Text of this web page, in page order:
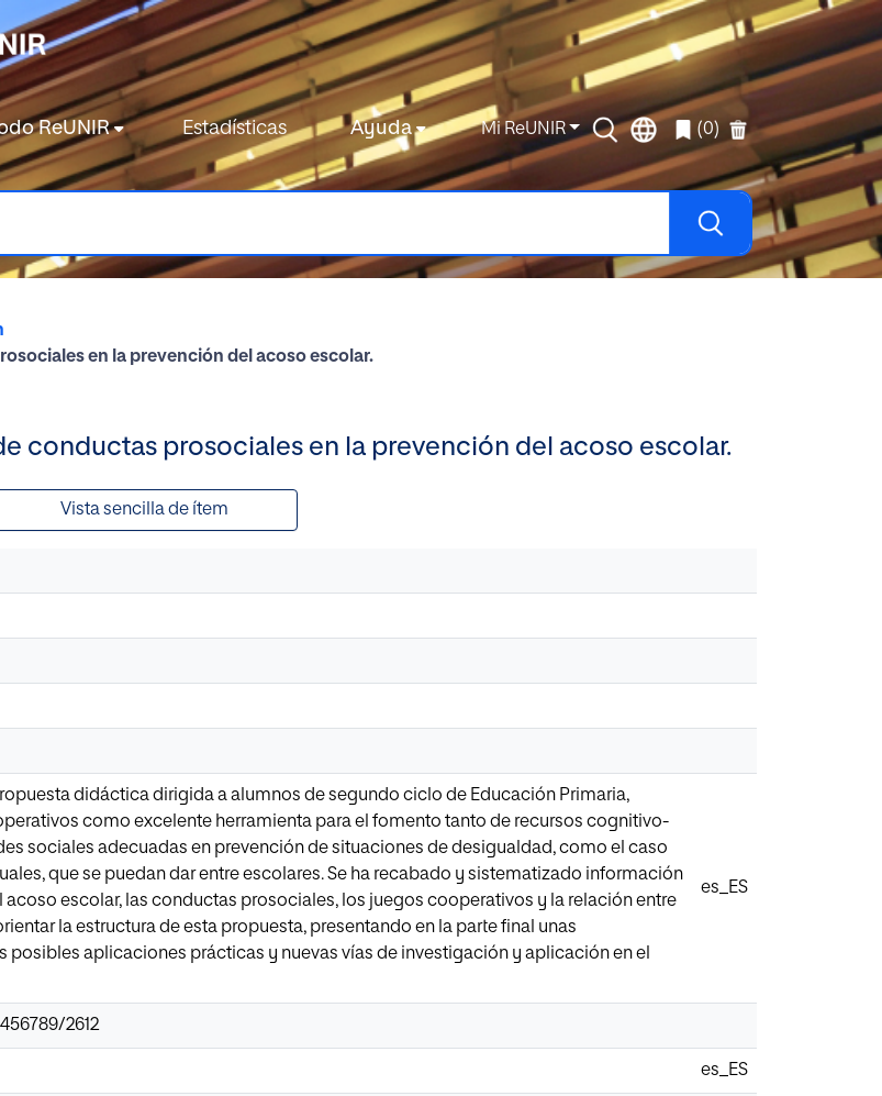
ReUNIR Estadísticas Ayuda Mi ReUNIR (0)
en la prevención del acoso escolar.
conductas prosociales en la prevención del acoso escolar.
Vista sencilla de ítem
didáctica dirigida a alumnos de segundo ciclo de Educación Primaria,
como excelente herramienta para el fomento tanto de recursos cognitivo-
sociales adecuadas en prevención de situaciones de desigualdad, como el caso
que se puedan dar entre escolares. Se ha recabado y sistematizado información
acoso escolar, las conductas prosociales, los juegos cooperativos y la relación entre
la estructura de esta propuesta, presentando en la parte final unas
posibles aplicaciones prácticas y nuevas vías de investigación y aplicación en el
es_ES
2612
es_ES